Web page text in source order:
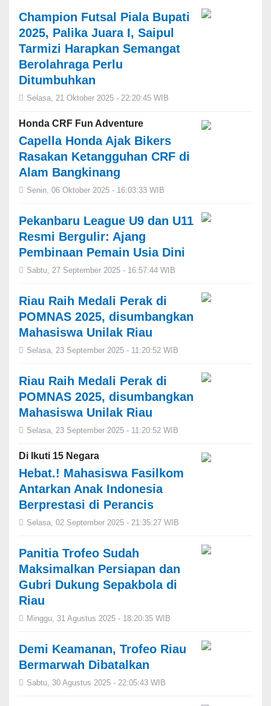
Champion Futsal Piala Bupati
2025, Palika Juara I, Saipul
Tarmizi Harapkan Semangat
Berolahraga Perlu
Ditumbuhkan
Selasa, 21 Oktober 2025 - 22:20:45 WIB
Honda CRF Fun Adventure
Capella Honda Ajak Bikers
Rasakan Ketangguhan CRF di
Alam Bangkinang
Senin, 06 Oktober 2025 - 16:03:33 WIB
Pekanbaru League U9 dan U11
Resmi Bergulir: Ajang
Pembinaan Pemain Usia Dini
Sabtu, 27 September 2025 - 16:57:44 WIB
Riau Raih Medali Perak di
POMNAS 2025, disumbangkan
Mahasiswa Unilak Riau
Selasa, 23 September 2025 - 11:20:52 WIB
Riau Raih Medali Perak di
POMNAS 2025, disumbangkan
Mahasiswa Unilak Riau
Selasa, 23 September 2025 - 11:20:52 WIB
Di Ikuti 15 Negara
Hebat.! Mahasiswa Fasilkom
Antarkan Anak Indonesia
Berprestasi di Perancis
Selasa, 02 September 2025 - 21:35:27 WIB
Panitia Trofeo Sudah
Maksimalkan Persiapan dan
Gubri Dukung Sepakbola di
Riau
Minggu, 31 Agustus 2025 - 18:20:35 WIB
Demi Keamanan, Trofeo Riau
Bermarwah Dibatalkan
Sabtu, 30 Agustus 2025 - 22:05:43 WIB